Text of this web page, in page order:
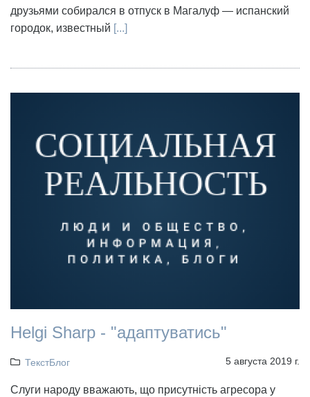
друзьями собирался в отпуск в Магалуф — испанский
городок, известный [...]
Helgi Sharp - "адаптуватись"
ТекстБлог 5 августа 2019 г.
Слуги народу вважають, що присутність агресора у